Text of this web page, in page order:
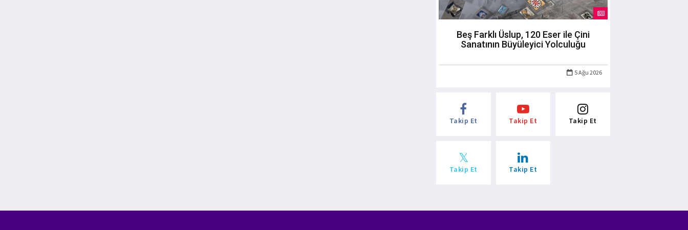
Beş Farklı Üslup, 120 Eser ile Çini
Sanatının Büyüleyici Yolculuğu
5 Ağu 2026
Takip Et Takip Et Takip Et
Takip Et Takip Et